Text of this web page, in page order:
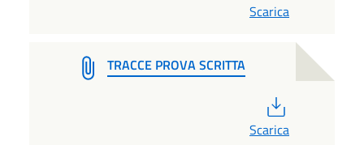
Scarica
TRACCE PROVA SCRITTA
Scarica